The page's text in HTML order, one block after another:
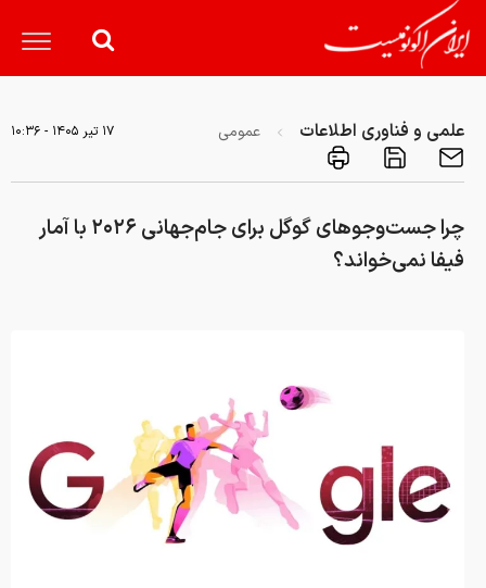
علمی و فناوری اطلاعات عمومی ۱۷ تير ۱۴۰۵ - ۱۰:۳۶
چرا جست‌وجوهای گوگل برای جام‌جهانی ۲۰۲۶ با آمار
فیفا نمی‌خواند؟